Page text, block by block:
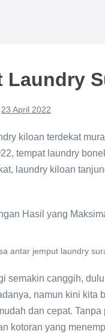
Laundry
23 April 2022
kiloan terdekat
tempat laundry
laundry kiloan
antar jemput laundry
semakin canggih,
namun kini kita
dan cepat.
kotoran yang